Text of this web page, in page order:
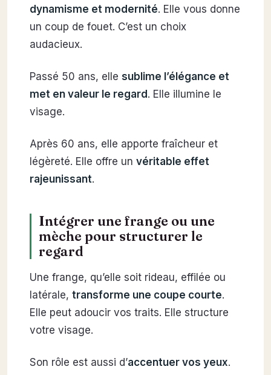
dynamisme et modernité. Elle vous donne
un coup de fouet. C’est un choix
audacieux.
Passé 50 ans, elle sublime l’élégance et
met en valeur le regard. Elle illumine le
visage.
Après 60 ans, elle apporte fraîcheur et
légèreté. Elle offre un véritable effet
rajeunissant.
Intégrer une frange ou une
mèche pour structurer le
regard
Une frange, qu’elle soit rideau, effilée ou
latérale, transforme une coupe courte.
Elle peut adoucir vos traits. Elle structure
votre visage.
Son rôle est aussi d’accentuer vos yeux.